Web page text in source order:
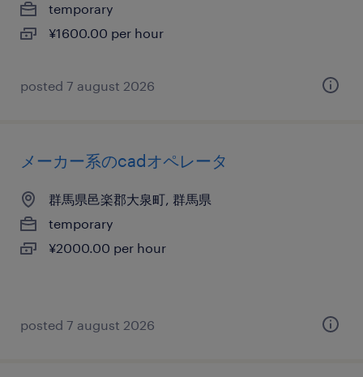
temporary
¥1600.00 per hour
posted 7 august 2026
メーカー系のcadオペレータ
群馬県邑楽郡大泉町, 群馬県
temporary
¥2000.00 per hour
posted 7 august 2026